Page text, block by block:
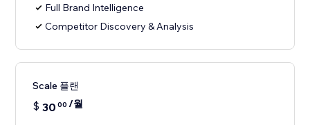
Full Brand Intelligence
Competitor Discovery & Analysis
Scale 플랜
$ 30 00 /월